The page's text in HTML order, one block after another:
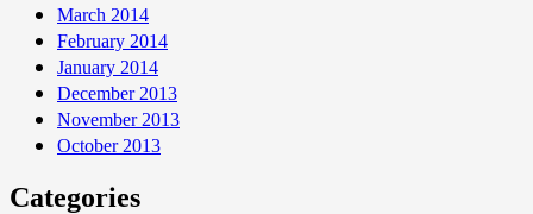
March 2014
February 2014
January 2014
December 2013
November 2013
October 2013
Categories